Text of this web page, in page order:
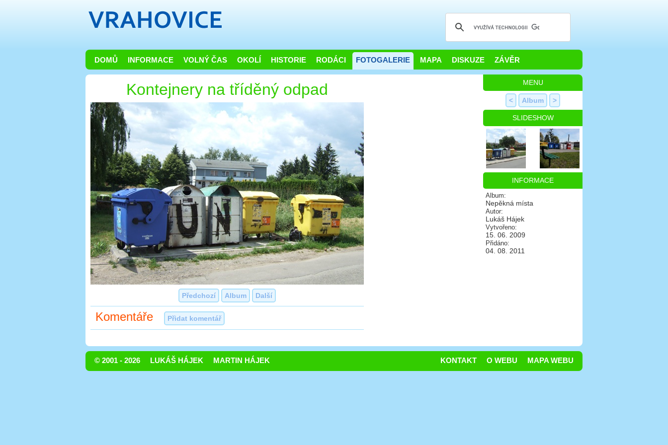
DOMŮ INFORMACE VOLNÝ ČAS OKOLÍ HISTORIE RODÁCI FOTOGALERIE MAPA DISKUZE ZÁVĚR
Kontejnery na tříděný odpad
Předchozí Album Další
Komentáře Přidat komentář
MENU
< Album >
SLIDESHOW
INFORMACE
Album:
Nepěkná místa
Autor:
Lukáš Hájek
Vytvořeno:
15. 06. 2009
Přidáno:
04. 08. 2011
© 2001 - 2026 LUKÁŠ HÁJEK MARTIN HÁJEK MAPA WEBU
O WEBU
KONTAKT